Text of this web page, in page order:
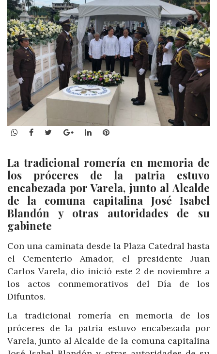
WhatsApp
Facebook
TwitterGoogle+LinkedInPinterest
La tradicional romería en memoria de
los próceres de la patria estuvo
encabezada por Varela, junto al Alcalde
de la comuna capitalina José Isabel
Blandón y otras autoridades de su
gabinete
Con una caminata desde la Plaza Catedral hasta
el Cementerio Amador, el presidente Juan
Carlos Varela, dio inició este 2 de noviembre a
los actos conmemorativos del Día de los
Difuntos.
La tradicional romería en memoria de los
próceres de la patria estuvo encabezada por
Varela, junto al Alcalde de la comuna capitalina